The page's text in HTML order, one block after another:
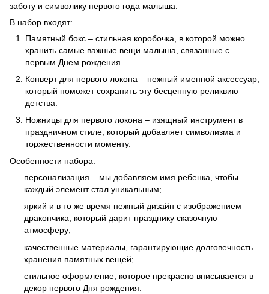
заботу и символику первого года малыша.
В набор входят:
Памятный бокс – стильная коробочка, в которой можно
хранить самые важные вещи малыша, связанные с
первым Днем рождения.
Конверт для первого локона – нежный именной аксессуар,
который поможет сохранить эту бесценную реликвию
детства.
Ножницы для первого локона – изящный инструмент в
праздничном стиле, который добавляет символизма и
торжественности моменту.
Особенности набора:
персонализация – мы добавляем имя ребенка, чтобы
каждый элемент стал уникальным;
яркий и в то же время нежный дизайн с изображением
дракончика, который дарит празднику сказочную
атмосферу;
качественные материалы, гарантирующие долговечность
хранения памятных вещей;
стильное оформление, которое прекрасно вписывается в
декор первого Дня рождения.